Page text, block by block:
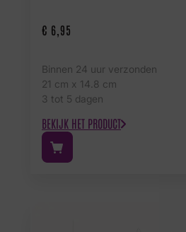
€ 6,95
Binnen 24 uur verzonden
21 cm x 14.8 cm
3 tot 5 dagen
BEKIJK HET PRODUCT